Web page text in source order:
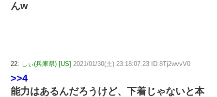
んw
22: しぃ(兵庫県) [US] 2021/01/30(土) 23:18:07.23 ID:8Tj2wvvV0
>>4
能力はあるんだろうけど、下着じゃないと本